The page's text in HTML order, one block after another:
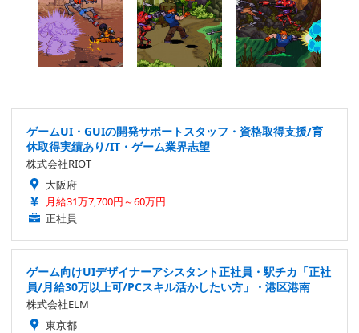
ゲームUI・GUIの開発サポートスタッフ・資格取得支援/育
休取得実績あり/IT・ゲーム業界志望
株式会社RIOT
大阪府
月給31万7,700円～60万円
正社員
ゲーム向けUIデザイナーアシスタント正社員・駅チカ「正社
員/月給30万以上可/PCスキル活かしたい方」・港区港南
株式会社ELM
東京都